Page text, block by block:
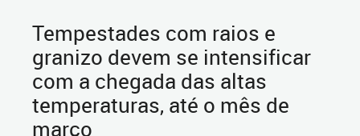
Tempestades com raios e
granizo devem se intensificar
com a chegada das altas
temperaturas, até o mês de
março